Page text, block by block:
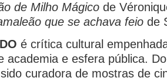
de Milho Mágico de
que se achava feio de
é crítica cultural
academia e esfera pública.
curadora de mostras de